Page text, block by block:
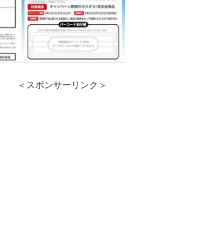
＜スポンサーリンク＞